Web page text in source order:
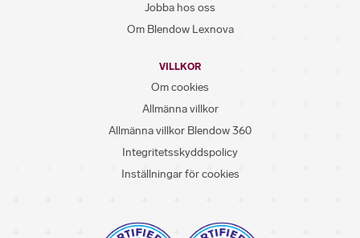
Jobba hos oss
Om Blendow Lexnova
VILLKOR
Om cookies
Allmänna villkor
Allmänna villkor Blendow 360
Integritetsskyddspolicy
Inställningar för cookies